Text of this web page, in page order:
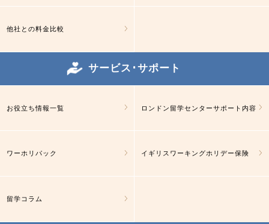
他社との料金比較
サービス･サポート
お役立ち情報一覧 ロンドン留学センターサポート内容
ワーホリパック イギリスワーキングホリデー保険
留学コラム